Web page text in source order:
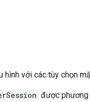
hình với các tùy chọn
được phương